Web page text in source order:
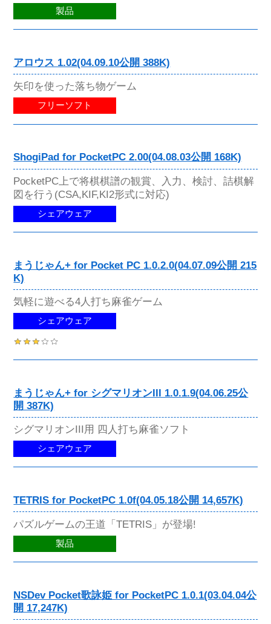
製品
アロウス 1.02(04.09.10公開 388K)
矢印を使った落ち物ゲーム
フリーソフト
ShogiPad for PocketPC 2.00(04.08.03公開 168K)
PocketPC上で将棋棋譜の観賞、入力、検討、詰棋解
図を行う(CSA,KIF,KI2形式に対応)
シェアウェア
まうじゃん+ for Pocket PC 1.0.2.0(04.07.09公開 215
K)
気軽に遊べる4人打ち麻雀ゲーム
シェアウェア
まうじゃん+ for シグマリオンIII 1.0.1.9(04.06.25公
開 387K)
シグマリオンIII用 四人打ち麻雀ソフト
シェアウェア
TETRIS for PocketPC 1.0f(04.05.18公開 14,657K)
パズルゲームの王道「TETRIS」が登場!
製品
NSDev Pocket歌詠姫 for PocketPC 1.0.1(03.04.04公
開 17,247K)